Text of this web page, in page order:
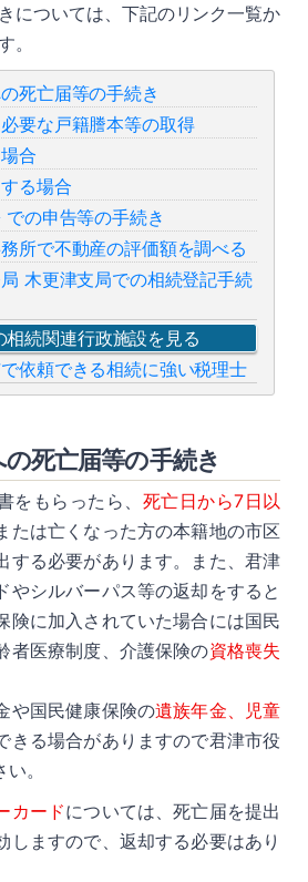
については、下記のリンク一覧か
。
死亡届等の手続き
要な戸籍謄本等の取得
合
る場合
の申告等の手続き
所で不動産の評価額を調べる
木更津支局での相続登記手続
相続関連行政施設を見る
依頼できる相続に強い税理士
死亡届等の手続き
をもらったら、 死亡日から7日以
たは亡くなった方の本籍地の市区
する必要があります。また、君津
やシルバーパス等の返却をすると
険に加入されていた場合には国民
者医療制度、介護保険の資格喪失
や国民健康保険の遺族年金、児童
きる場合がありますので君津市役
。
カードについては、死亡届を提出
しますので、返却する必要はあり